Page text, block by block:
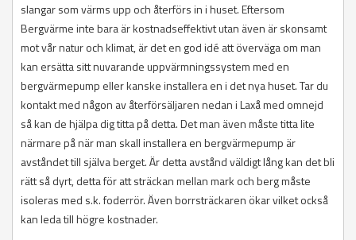
slangar som värms upp och återförs in i huset. Eftersom
Bergvärme inte bara är kostnadseffektivt utan även är skonsamt
mot vår natur och klimat, är det en god idé att överväga om man
kan ersätta sitt nuvarande uppvärmningssystem med en
bergvärmepump eller kanske installera en i det nya huset. Tar du
kontakt med någon av återförsäljaren nedan i Laxå med omnejd
så kan de hjälpa dig titta på detta. Det man även måste titta lite
närmare på när man skall installera en bergvärmepump är
avståndet till själva berget. Är detta avstånd väldigt lång kan det bli
rätt så dyrt, detta för att sträckan mellan mark och berg måste
isoleras med s.k. foderrör. Även borrsträckaren ökar vilket också
kan leda till högre kostnader.